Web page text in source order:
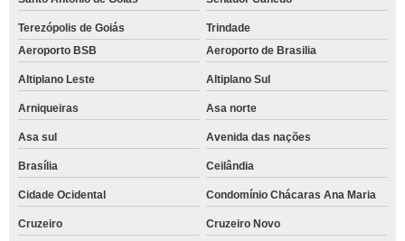
Terezópolis de Goiás
Trindade
Aeroporto BSB
Aeroporto de Brasilia
Altiplano Leste Altiplano Sul
Arniqueiras Asa norte
Asa sul Avenida das nações
Brasília Ceilândia
Cidade Ocidental Condomínio Chácaras Ana Maria
Cruzeiro Cruzeiro Novo